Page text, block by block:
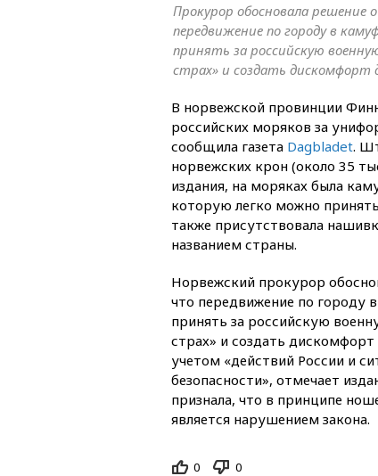
Прокурор обосновала
передвижение по городу в
принять за российскую
страх» и создать
В норвежской провинции
российских моряков за
сообщила газета Dagbladet.
норвежских крон (около 35
издания, на моряках была
которую легко можно
также присутствовала
названием страны.
Норвежский прокурор
что передвижение по городу
принять за российскую
страх» и создать
учетом «действий России и
безопасности», отмечает
признала, что в принципе
является нарушением закона.
0 0